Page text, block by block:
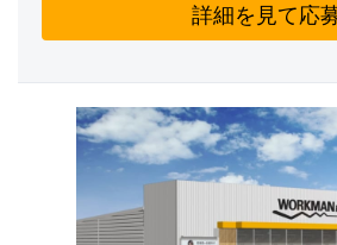
詳細を見て応